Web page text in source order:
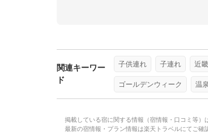
関連キーワー
ド
子供連れ 子連れ 近畿
ゴールデンウィーク 温
掲載している宿に関する情報（宿情報・口コミ等）
最新の宿情報・プラン情報は楽天トラベルにてご確